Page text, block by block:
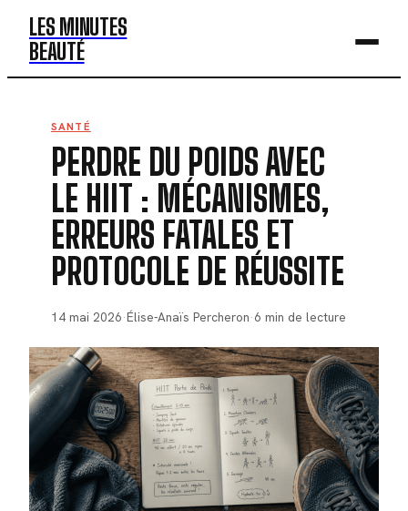
LES MINUTES
BEAUTÉ
BEAUTÉ
MODE
SANTÉ
BIEN-ÊTRE
DÉV. PERSO
SANTÉ
PERDRE DU POIDS AVEC
LE HIIT : MÉCANISMES,
ERREURS FATALES ET
PROTOCOLE DE RÉUSSITE
14 mai 2026·Élise-Anaïs Percheron·6 min de lecture